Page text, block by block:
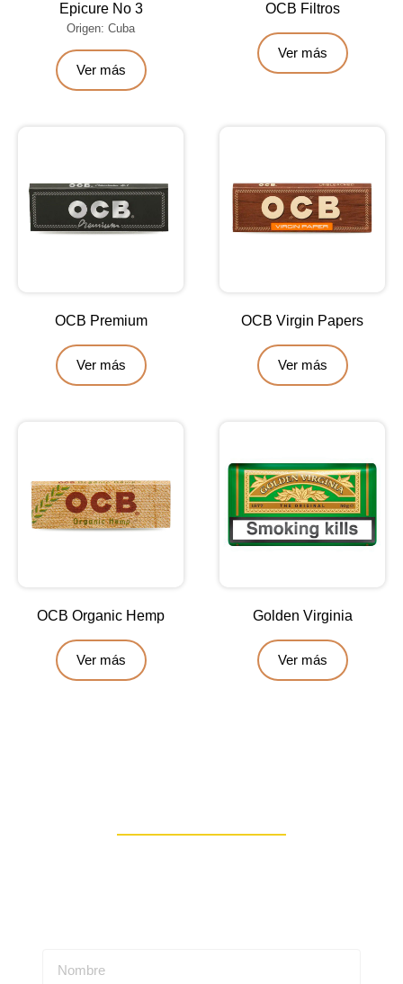
Epicure No 3
Origen: Cuba
Ver más
OCB Filtros
Ver más
OCB Premium
Ver más
OCB Virgin Papers
Ver más
OCB Organic Hemp
Ver más
Golden Virginia
Ver más